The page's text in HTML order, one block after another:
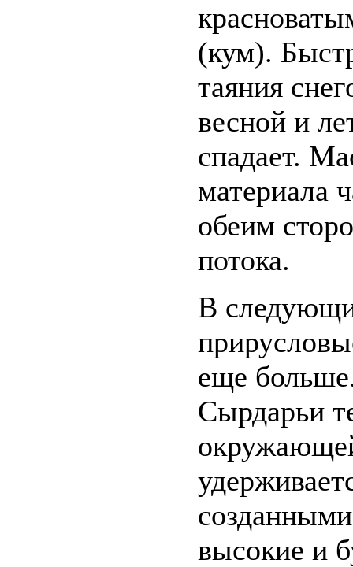
(кум).
таяния
весной и
спадает.
материала
обеим
потока.
В
еще
Сырдарьи
высокие и